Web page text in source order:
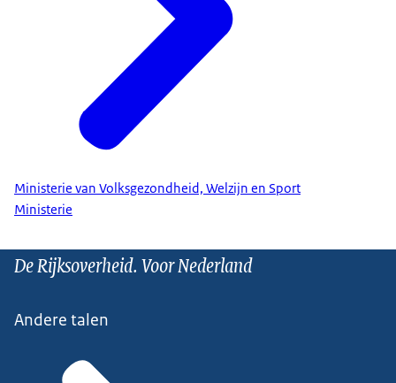
Ministerie van Volksgezondheid, Welzijn en Sport
Ministerie
De Rijksoverheid. Voor Nederland
Andere talen